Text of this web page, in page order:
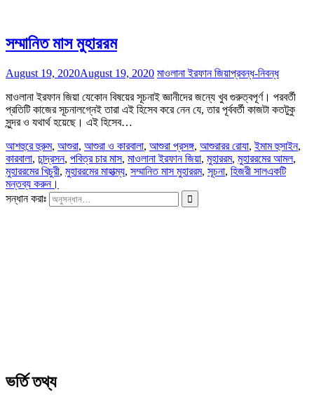
সম্মানিত মাস মুহাররম
August 19, 2020August 19, 2020 মাওলানা ইরফান জিয়াপ্রবন্ধ-নিবন্ধ
মাওলানা ইরফান জিয়া যেকোন বিষয়ের সূচনাই জ্ঞানীদের জন্যে খুব গুরুত্বপূর্ণ। পরবর্তী
প্রতিটি কাজের সূচনালগ্নেই তারা এই হিসেব করে নেন যে, তার পূর্ববর্তী কাজটা কতটুকু
সুন্দর ও যথার্থ হয়েছে। এই হিসেব…
আশহুরে হুরুম, আশুরা, আশুরা ও কারবালা, আশুরা প্রসঙ্গ, আশুরারর রোযা,ইমাম হুসাইন,
কারবালা, চান্দ্রসন, পবিত্র চার মাস, মাওলানা ইরফান জিয়া, মুহাররম, মুহাররমের আমল,
মুহাররমের খিচুরী, মুহাররমের মাহাত্ম্য, সম্মানিত মাস মুহাররম, সূচনা, হিজরী সালএকটি
মন্তব্য করুন।
সন্ধান করাঃ
ভর্তি তথ্য